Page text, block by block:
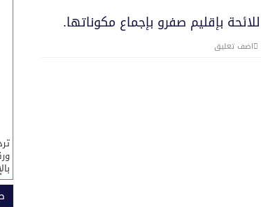
السادسة والعشرين لعيد العرش المجيد.يهنئ صاحب الجلالة
بإقليم صفرو بإجماع مكوناتها.
اضف تعليق